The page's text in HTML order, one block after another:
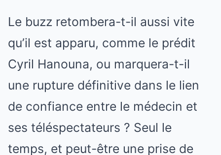
Le buzz retombera-t-il aussi vite
qu’il est apparu, comme le prédit
Cyril Hanouna, ou marquera-t-il
une rupture définitive dans le lien
de confiance entre le médecin et
ses téléspectateurs ? Seul le
temps, et peut-être une prise de